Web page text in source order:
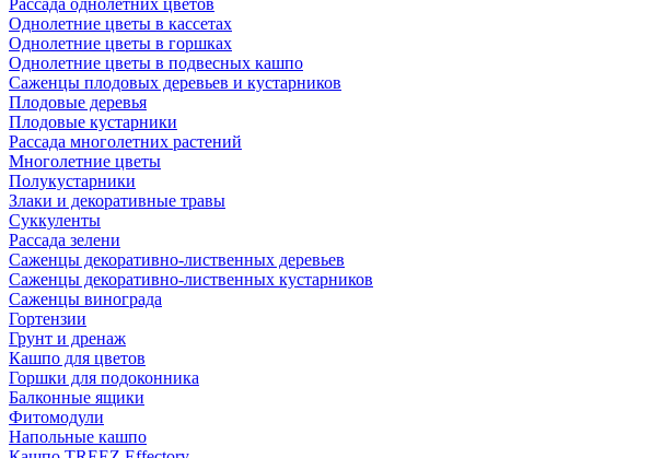
Рассада однолетних цветов
Однолетние цветы в кассетах
Однолетние цветы в горшках
Однолетние цветы в подвесных кашпо
Саженцы плодовых деревьев и кустарников
Плодовые деревья
Плодовые кустарники
Рассада многолетних растений
Многолетние цветы
Полукустарники
Злаки и декоративные травы
Суккуленты
Рассада зелени
Саженцы декоративно-лиственных деревьев
Саженцы декоративно-лиственных кустарников
Саженцы винограда
Гортензии
Грунт и дренаж
Кашпо для цветов
Горшки для подоконника
Балконные ящики
Фитомодули
Напольные кашпо